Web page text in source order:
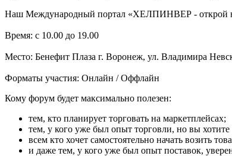
Наш Международный портал «ХЕЛПИНВЕР - открой
Время: с 10.00 до 19.00
Место: Бенефит Плаза г. Воронеж, ул. Владимира
Форматы участия: Онлайн / Оффлайн
Кому форум будет максимально полезен:
тем, кто планирует торговать на маркетплейсах;
тем, у кого уже был опыт торговли, но вы
всем кто хочет самостоятельно начать возить
и даже тем, у кого уже был опыт поставок,